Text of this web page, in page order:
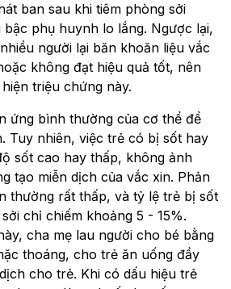
ban sau khi tiêm phòng sởi
phụ huynh lo lắng. Ngược lại,
người lại băn khoăn liệu vắc
không đạt hiệu quả tốt, nên
triệu chứng này.
ứng bình thường của cơ thể để
Tuy nhiên, việc trẻ có bị sốt hay
sốt cao hay thấp, không ảnh
tạo miễn dịch của vắc xin. Phản
thường rất thấp, và tỷ lệ trẻ bị sốt
chỉ chiếm khoảng 5 - 15%.
cha mẹ lau người cho bé bằng
thoáng, cho trẻ ăn uống đầy
cho trẻ. Khi có dấu hiệu trẻ